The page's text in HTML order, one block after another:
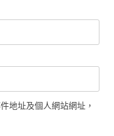
地址及個人網站網址，